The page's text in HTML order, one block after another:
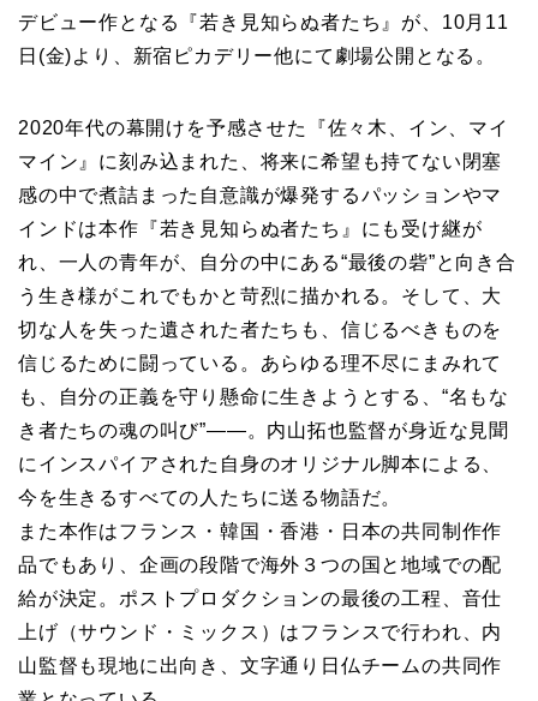
デビュー作となる『若き見知らぬ者たち』が、10月11
日(金)より、新宿ピカデリー他にて劇場公開となる。
2020年代の幕開けを予感させた『佐々木、イン、マイ
マイン』に刻み込まれた、将来に希望も持てない閉塞
感の中で煮詰まった自意識が爆発するパッションやマ
インドは本作『若き見知らぬ者たち』にも受け継が
れ、一人の青年が、自分の中にある“最後の砦”と向き合
う生き様がこれでもかと苛烈に描かれる。そして、大
切な人を失った遺された者たちも、信じるべきものを
信じるために闘っている。あらゆる理不尽にまみれて
も、自分の正義を守り懸命に生きようとする、“名もな
き者たちの魂の叫び”――。内山拓也監督が身近な見聞
にインスパイアされた自身のオリジナル脚本による、
今を生きるすべての人たちに送る物語だ。
また本作はフランス・韓国・香港・日本の共同制作作
品でもあり、企画の段階で海外３つの国と地域での配
給が決定。ポストプロダクションの最後の工程、音仕
上げ（サウンド・ミックス）はフランスで行われ、内
山監督も現地に出向き、文字通り日仏チームの共同作